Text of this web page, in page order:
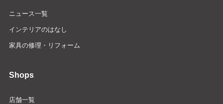
ニュース一覧
インテリアのはなし
家具の修理・リフォーム
Shops
店舗一覧